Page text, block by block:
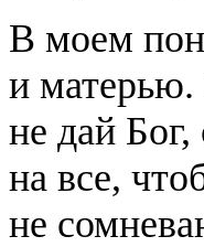
В моем
и матерью.
не дай Бог,
на все,
не